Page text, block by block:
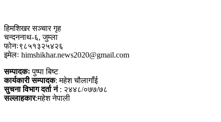
हिमशिखर सञ्चार गृह
चन्दननाथ-६, जुम्ला
फोनः९८५१३२५४२६
इमेलः himshikhar.news2020@gmail.com
सम्पादकःपुष्पा बिष्ट
कार्यकारी सम्पादक: महेश चौलागाँई
सुचना विभाग दर्ता नं: २४४८/०७७/७८
सल्लाहकार:महेश नेपाली